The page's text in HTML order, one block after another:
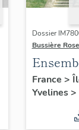
Dossier
Bussière
statues
France >
Yvelines>